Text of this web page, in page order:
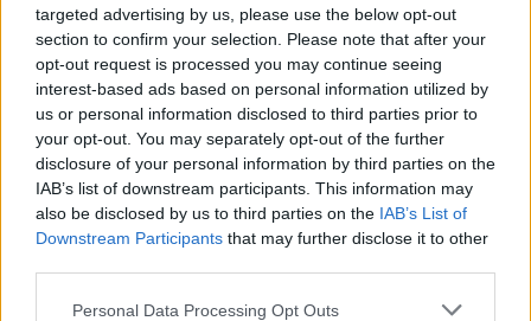
targeted advertising by us, please use the below opt-out
section to confirm your selection. Please note that after your
opt-out request is processed you may continue seeing
interest-based ads based on personal information utilized by
us or personal information disclosed to third parties prior to
your opt-out. You may separately opt-out of the further
disclosure of your personal information by third parties on the
IAB’s list of downstream participants. This information may
also be disclosed by us to third parties on the IAB’s List of
Downstream Participants that may further disclose it to other
Please note that this website/app uses one or more Google
Personal Data Processing Opt Outs